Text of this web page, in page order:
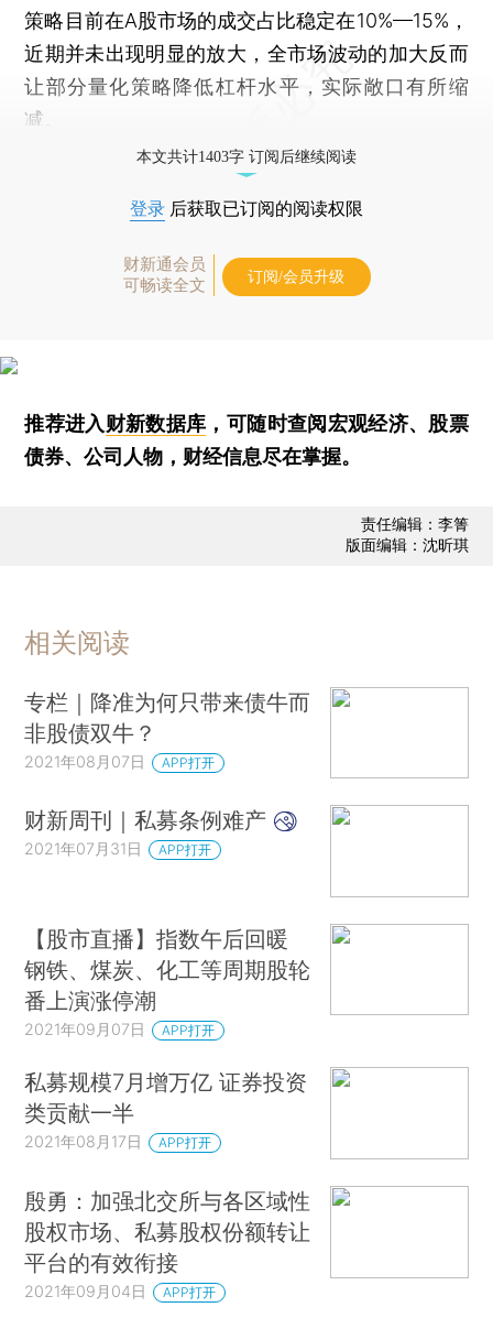
策略目前在A股市场的成交占比稳定在10%—15%，
近期并未出现明显的放大，全市场波动的加大反而
让部分量化策略降低杠杆水平，实际敞口有所缩
减。
本文共计1403字 订阅后继续阅读
登录 后获取已订阅的阅读权限
财新通会员
可畅读全文
订阅/会员升级
推荐进入财新数据库 ，可随时查阅宏观经济、股票
债券、公司人物，财经信息尽在掌握。
责任编辑：李箐
版面编辑：沈昕琪
相关阅读
专栏｜降准为何只带来债牛而
非股债双牛？
2021年08月07日 APP打开
财新周刊｜私募条例难产
2021年07月31日 APP打开
【股市直播】指数午后回暖
钢铁、煤炭、化工等周期股轮
番上演涨停潮
2021年09月07日 APP打开
私募规模7月增万亿 证券投资
类贡献一半
2021年08月17日 APP打开
殷勇：加强北交所与各区域性
股权市场、私募股权份额转让
平台的有效衔接
2021年09月04日 APP打开